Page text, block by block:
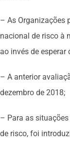
– As Organizações
nacional de risco à
ao invés de
– A anterior
dezembro de 2018;
– Para as
de risco, foi